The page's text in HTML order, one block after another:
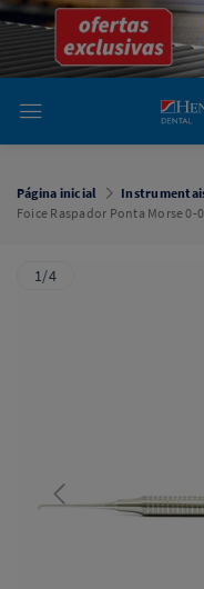
emDental
Cremer -
Henry Schein
Laboratório
Laboratório
Cremer -
Henry Schein
Página inicial
Foice Raspador Ponta Morse 0-
1/4